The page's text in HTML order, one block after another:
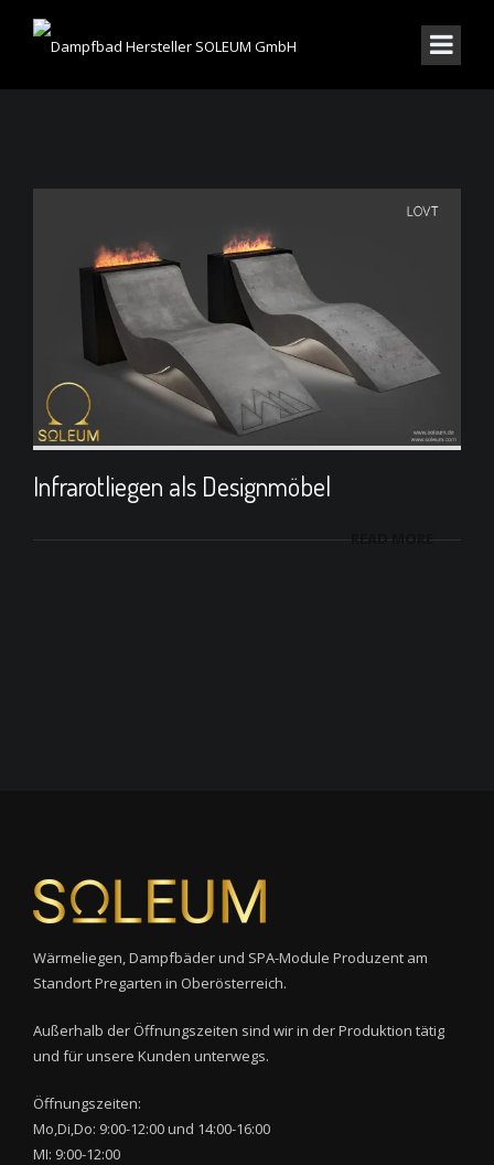
Infrarotliegen als Designmöbel
READ MORE
Wärmeliegen, Dampfbäder und SPA-Module Produzent am
Standort Pregarten in Oberösterreich.
Außerhalb der Öffnungszeiten sind wir in der Produktion tätig
und für unsere Kunden unterwegs.
Öffnungszeiten:
Mo,Di,Do: 9:00-12:00 und 14:00-16:00
MI: 9:00-12:00